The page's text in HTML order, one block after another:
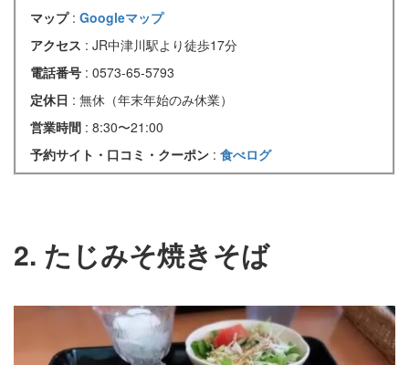
マップ : Googleマップ
アクセス : JR中津川駅より徒歩17分
電話番号 : 0573-65-5793
定休日 : 無休（年末年始のみ休業）
営業時間 : 8:30〜21:00
予約サイト・口コミ・クーポン : 食べログ
2. たじみそ焼きそば